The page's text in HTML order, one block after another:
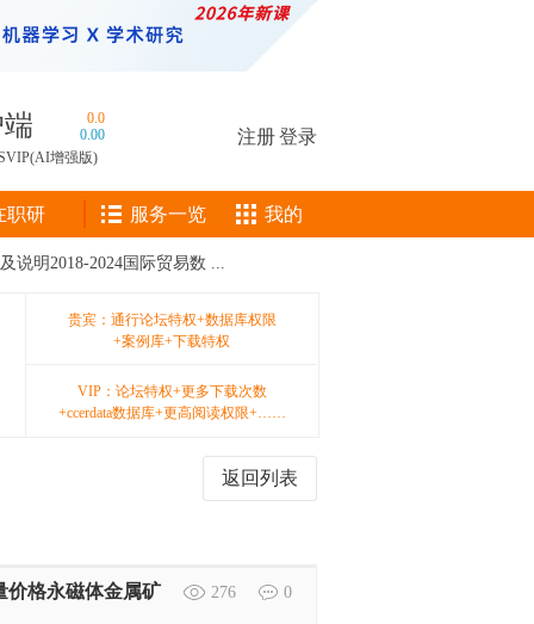
0.0
0.00
增强版)
注册登录
职研 服务一览 我的
说明2018-2024国际贸易数 ...
贵宾：通行论坛特权+数据库权限
+案例库+下载特权
VIP：论坛特权+更多下载次数
+ccerdata数据库+更高阅读权限+……
返回列表
276 0
价格永磁体金属矿